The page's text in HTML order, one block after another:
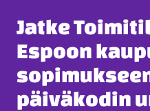
Jatke
Espoon
päiväkodin